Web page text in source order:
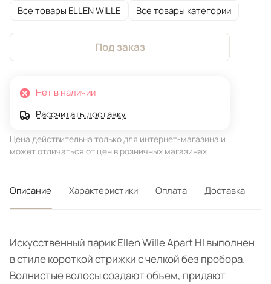
Все товары ELLEN WILLE Все товары категории
Под заказ
Нет в наличии
Рассчитать доставку
Цена действительна только для интернет-магазина и
может отличаться от цен в розничных магазинах
Описание Характеристики Оплата Доставка
Искусственный парик Ellen Wille Apart HI выполнен
в стиле короткой стрижки с челкой без пробора.
Волнистые волосы создают объем, придают